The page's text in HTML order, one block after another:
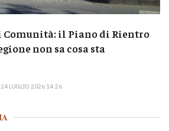
Comunità: il Piano di Rientro
non sa cosa sta
LUGLIO 2026 14:26